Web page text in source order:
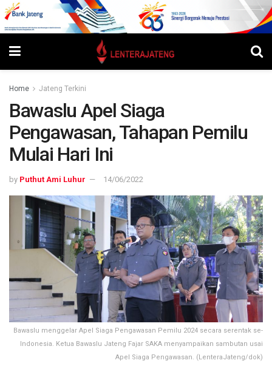
Home Jateng Terkini
Bawaslu Apel Siaga
Pengawasan, Tahapan Pemilu
Mulai Hari Ini
by Puthut Ami Luhur 14/06/2022
Bawaslu menggelar Apel Siaga Pengawasan Pemilu 2024 secara serentak se-
Indonesia. Ketua Bawaslu Jateng Fajar SAKA menyampaikan sambutan usai
Apel Siaga Pengawasan. (LenteraJateng/dok)